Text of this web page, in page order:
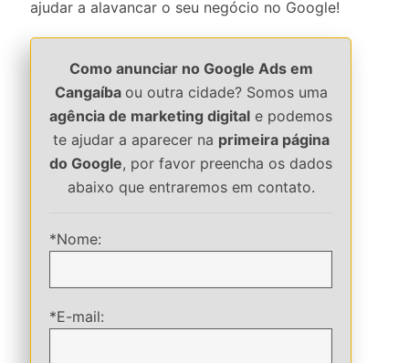
ajudar a alavancar o seu negócio no Google!
Como anunciar no Google Ads em
Cangaíba ou outra cidade? Somos uma
agência de marketing digital e podemos
te ajudar a aparecer na primeira página
do Google, por favor preencha os dados
abaixo que entraremos em contato.
*Nome:
*E-mail: